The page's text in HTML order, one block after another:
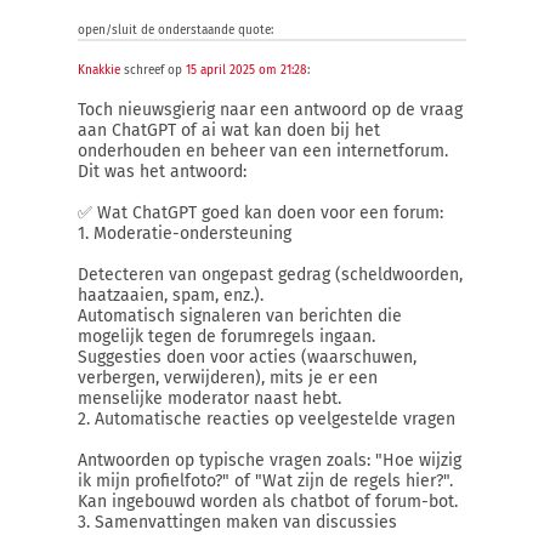
open/sluit de onderstaande quote:
Knakkie schreef op 15 april 2025 om 21:28:
Toch nieuwsgierig naar een antwoord op de vraag
aan ChatGPT of ai wat kan doen bij het
onderhouden en beheer van een internetforum.
Dit was het antwoord:
✅ Wat ChatGPT goed kan doen voor een forum:
1. Moderatie-ondersteuning
Detecteren van ongepast gedrag (scheldwoorden,
haatzaaien, spam, enz.).
Automatisch signaleren van berichten die
mogelijk tegen de forumregels ingaan.
Suggesties doen voor acties (waarschuwen,
verbergen, verwijderen), mits je er een
menselijke moderator naast hebt.
2. Automatische reacties op veelgestelde vragen
Antwoorden op typische vragen zoals: "Hoe wijzig
ik mijn profielfoto?" of "Wat zijn de regels hier?".
Kan ingebouwd worden als chatbot of forum-bot.
3. Samenvattingen maken van discussies